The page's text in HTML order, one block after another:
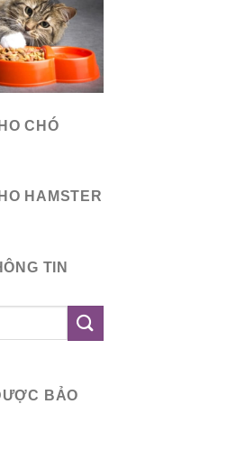
CHÓ
HAMSTER
TIN
BẢO